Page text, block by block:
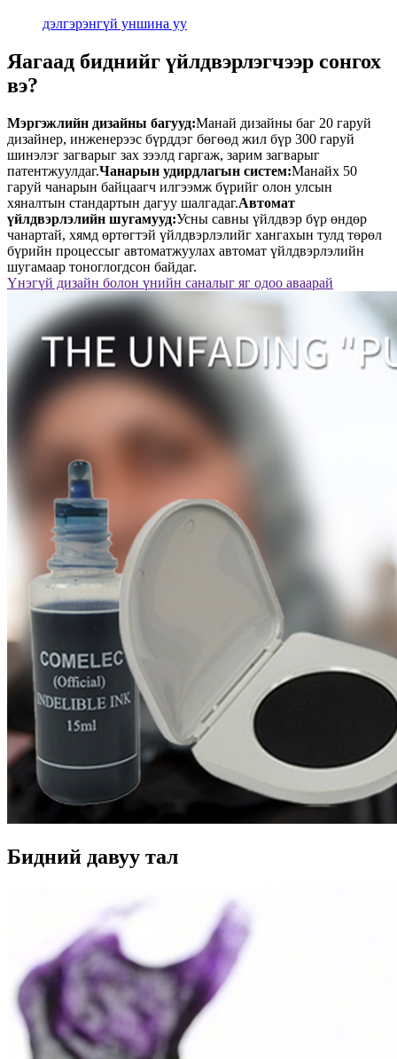
дэлгэрэнгүй уншина уу
Яагаад биднийг үйлдвэрлэгчээр сонгох
вэ?
Мэргэжлийн дизайны багууд:Манай дизайны баг 20 гаруй
дизайнер, инженерээс бүрддэг бөгөөд жил бүр 300 гаруй
шинэлэг загварыг зах зээлд гаргаж, зарим загварыг
патентжуулдаг.Чанарын удирдлагын систем:Манайх 50
гаруй чанарын байцаагч илгээмж бүрийг олон улсын
хяналтын стандартын дагуу шалгадаг.Автомат
үйлдвэрлэлийн шугамууд:Усны савны үйлдвэр бүр өндөр
чанартай, хямд өртөгтэй үйлдвэрлэлийг хангахын тулд төрөл
бүрийн процессыг автоматжуулах автомат үйлдвэрлэлийн
шугамаар тоноглогдсон байдаг.
Үнэгүй дизайн болон үнийн саналыг яг одоо аваарай
Бидний давуу тал